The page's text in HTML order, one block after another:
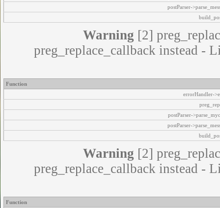
postParser-
Warning [2]
preg_replace_callback instead -
Function
errorHandler-
postParser-
postParser-
Warning [2]
preg_replace_callback instead -
Function